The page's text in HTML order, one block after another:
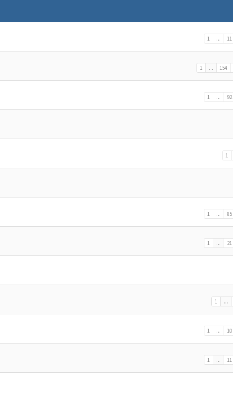
1 ... 11
1 ... 154
1 ... 92
1
1 ... 85
1 ... 21
1 ...
1 ... 10
1 ... 11